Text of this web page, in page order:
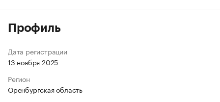
Профиль
Дата регистрации
13 ноября 2025
Регион
Оренбургская область